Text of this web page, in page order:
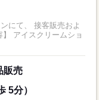
にて、 接客販売およ
販売
5分）